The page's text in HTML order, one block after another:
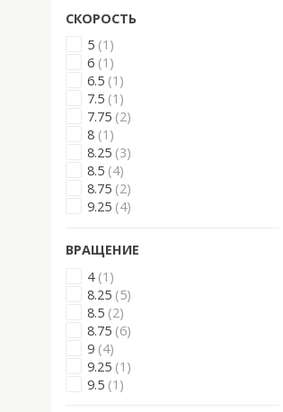
СКОРОСТЬ
5 (1)
6 (1)
6.5 (1)
7.5 (1)
7.75 (2)
8 (1)
8.25 (3)
8.5 (4)
8.75 (2)
9.25 (4)
ВРАЩЕНИЕ
4 (1)
8.25 (5)
8.5 (2)
8.75 (6)
9 (4)
9.25 (1)
9.5 (1)